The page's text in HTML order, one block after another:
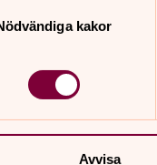
kakor
Avvisa